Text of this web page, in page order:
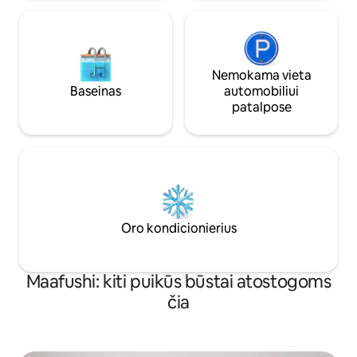
Baseinas
Nemokama vieta
automobiliui
patalpose
Oro kondicionierius
Maafushi: kiti puikūs būstai atostogoms
čia